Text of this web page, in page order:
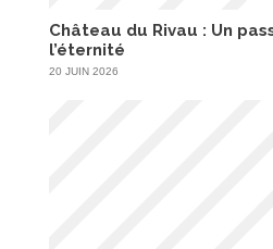
Château du Rivau : Un
l’éternité
20 JUIN 2026